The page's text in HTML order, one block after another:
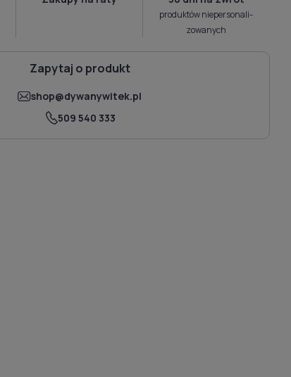
produktów niepersonali­
zowanych
Zapytaj o produkt
shop@dywanywitek.pl
509 540 333